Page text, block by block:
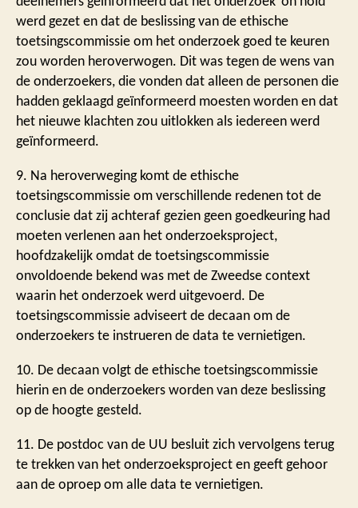
werd gezet en dat de beslissing van de ethische
toetsingscommissie om het onderzoek goed te keuren
zou worden heroverwogen. Dit was tegen de wens van
de onderzoekers, die vonden dat alleen de personen die
hadden geklaagd geïnformeerd moesten worden en dat
het nieuwe klachten zou uitlokken als iedereen werd
geïnformeerd.
9. Na heroverweging komt de ethische
toetsingscommissie om verschillende redenen tot de
conclusie dat zij achteraf gezien geen goedkeuring had
moeten verlenen aan het onderzoeksproject,
hoofdzakelijk omdat de toetsingscommissie
onvoldoende bekend was met de Zweedse context
waarin het onderzoek werd uitgevoerd. De
toetsingscommissie adviseert de decaan om de
onderzoekers te instrueren de data te vernietigen.
10. De decaan volgt de ethische toetsingscommissie
hierin en de onderzoekers worden van deze beslissing
op de hoogte gesteld.
11. De postdoc van de UU besluit zich vervolgens terug
te trekken van het onderzoeksproject en geeft gehoor
aan de oproep om alle data te vernietigen.